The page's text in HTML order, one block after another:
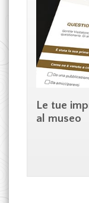
Le tue
al museo